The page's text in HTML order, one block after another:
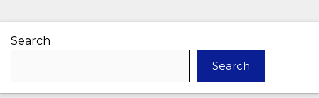
Search
Search